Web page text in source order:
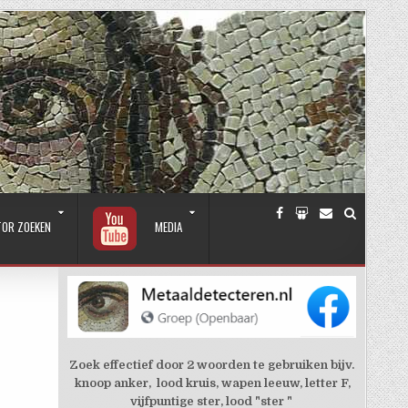
ZOEKEN MEDIA
Zoek effectief door 2 woorden te gebruiken bijv.
knoop anker, lood kruis, wapen leeuw, letter F,
vijfpuntige ster, lood "ster "